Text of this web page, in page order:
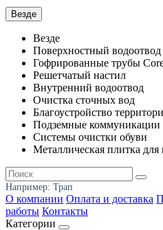
Везде
Везде
Поверхностный водоотвод
Гофрированные трубы
Решетчатый настил
Внутренний водоотвод
Очистка сточных вод
Благоустройство
Подземные коммуникации
Системы очистки обуви
Металлическая плитка
Например: Трап
О компании Оплата и доставка
работы Контакты
Категории